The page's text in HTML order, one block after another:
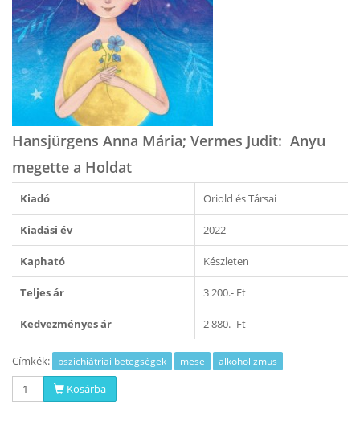
Hansjürgens Anna Mária; Vermes Judit: ​Anyu
megette a Holdat
Kiadó Oriold és Társai
Kiadási év 2022
Kapható Készleten
Teljes ár 3 200.- Ft
Kedvezményes ár 2 880.- Ft
Címkék: pszichiátriai betegségek mese alkoholizmus
Kosárba